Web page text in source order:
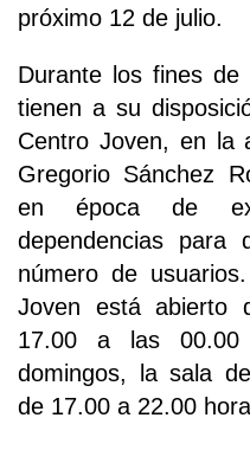
próximo 12 de julio.
Durante los fines de
tienen a su
Centro Joven, en la
Gregorio Sánchez
en época de
dependencias
número de
Joven está
17.00 a las
domingos, la sala
de 17.00 a 22.00